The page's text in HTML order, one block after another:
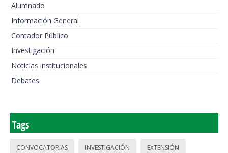
Alumnado
Información General
Contador Público
Investigación
Noticias institucionales
Debates
Tags
CONVOCATORIAS INVESTIGACIÓN EXTENSIÓN